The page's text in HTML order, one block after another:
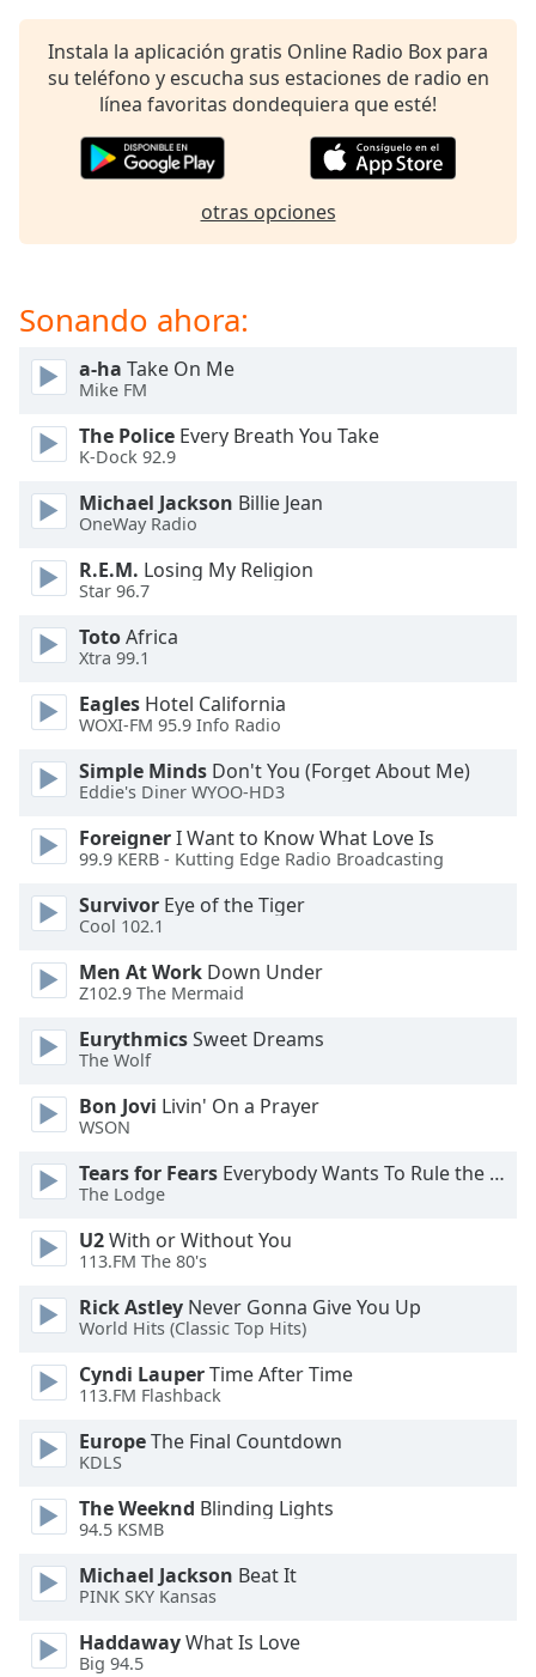
subtitles
settings
opens
subtitles
settings
dialog
subtitles
Picture-
Picture
Fullscreen
This
modal
window.
Beginning
dialog
window.
Escape
and
close
window.
Text
Color
Opacity
Text
Background
Color
Opacity
Caption
Background
Color
Size
Text
Edge
Style
Instala la aplicación gratis Online Radio Box para
su teléfono y escucha sus estaciones de radio en
línea favoritas dondequiera que esté!
otras opciones
Sonando ahora:
a-ha Take On Me
Mike FM
The Police Every Breath You Take
K-Dock 92.9
Michael Jackson Billie Jean
OneWay Radio
R.E.M. Losing My Religion
Star 96.7
TotoAfrica
Xtra 99.1
Eagles Hotel California
WOXI-FM 95.9 Info Radio
Simple Minds Don't You (Forget About Me)
Eddie's Diner WYOO-HD3
ForeignerI Want to Know What Love Is
99.9 KERB - Kutting Edge Radio Broadcasting
Survivor Eye of the Tiger
Cool 102.1
Men At Work Down Under
Z102.9 The Mermaid
EurythmicsSweet Dreams
The Wolf
Bon Jovi Livin' On a Prayer
WSON
Tears for Fears Everybody Wants To Rule the World
The Lodge
U2With or Without You
113.FM The 80's
Rick Astley Never Gonna Give You Up
World Hits (Classic Top Hits)
Cyndi LauperTime After Time
113.FM Flashback
EuropeThe Final Countdown
KDLS
The Weeknd Blinding Lights
94.5 KSMB
Michael Jackson Beat It
PINK SKY Kansas
HaddawayWhat Is Love
Big 94.5